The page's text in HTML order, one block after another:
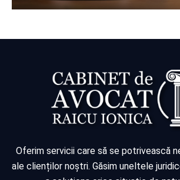
Oferim servicii care să se potrivească
ale clienților noștri. Găsim uneltele